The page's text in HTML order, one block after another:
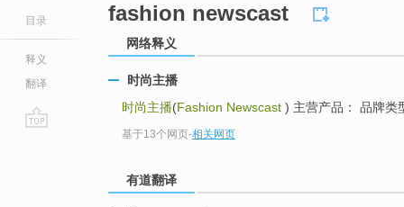
目录
释义
翻译
fashion newscast
网络释义
时尚主播
时尚主播(Fashion Newscast ) 主营产品： 品牌类
基于13个网页-相关网页
有道翻译